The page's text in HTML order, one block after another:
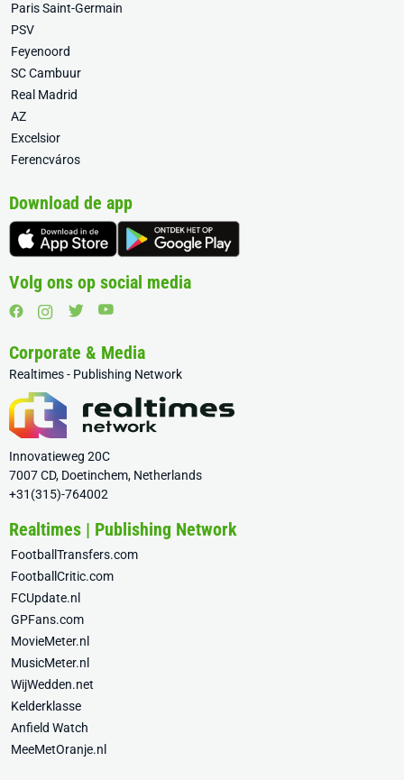
Paris Saint-Germain
PSV
Feyenoord
SC Cambuur
Real Madrid
AZ
Excelsior
Ferencváros
Download de app
Volg ons op social media
Corporate & Media
Realtimes - Publishing Network
Innovatieweg 20C
7007 CD, Doetinchem, Netherlands
+31(315)-764002
Realtimes | Publishing Network
FootballTransfers.com
FootballCritic.com
FCUpdate.nl
GPFans.com
MovieMeter.nl
MusicMeter.nl
WijWedden.net
Kelderklasse
Anfield Watch
MeeMetOranje.nl